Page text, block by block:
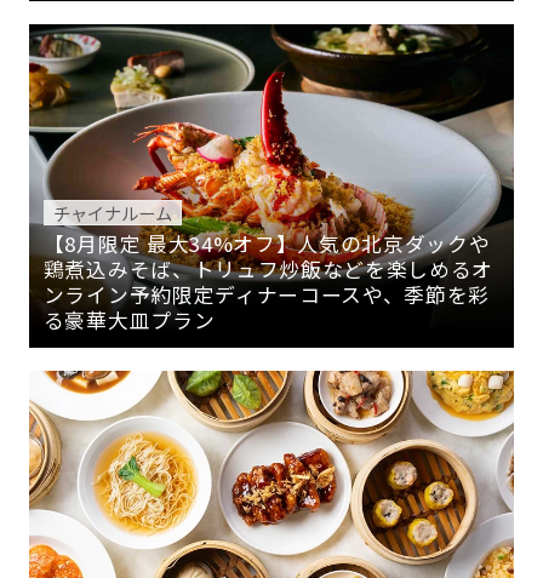
チャイナルーム
【8月限定 最大34%オフ】人気の北京ダックや
鶏煮込みそば、トリュフ炒飯などを楽しめるオ
ンライン予約限定ディナーコースや、季節を彩
る豪華大皿プラン